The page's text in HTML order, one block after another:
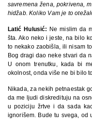
savremena žena, pokrivena,
hidžab. Koliko Vam je to
Latić Hulusić: Ne mislim da
šta. Ako neko i jeste, na bilo
to nekako zaobišla, ili nisam
Bog dragi dao neke stvari da
U onom trenutku, kada bi
okolnost, onda više ne bi bilo
Nikada, za nekih petnaestak
da me ljudi diskredituju na
u poziciju žrtve i da sada
ignorišem. Bude tu svega, od